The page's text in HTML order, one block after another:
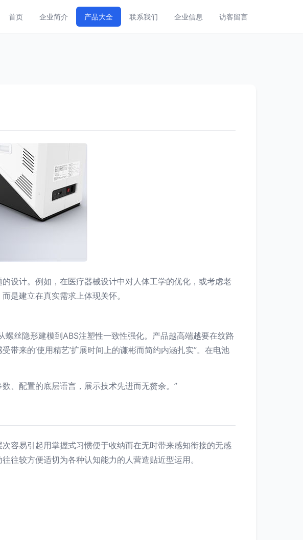
首页 企业简介 产品大全 联系我们 企业信息 访客留言
设计。例如，在医疗器械设计中对人体工学的优化，或考虑老
是建立在真实需求上体现关怀。
丝隐形建模到ABS注塑性一致性强化。产品越高端越要在纹路
来的‘使用精艺’扩展时间上的谦彬而简约内涵扎实”。在电池
、配置的底层语言，展示技术先进而无赘余。”
容易引起用掌握式习惯便于收纳而在无时带来感知衔接的无感
往较方便适切为各种认知能力的人营造贴近型运用。